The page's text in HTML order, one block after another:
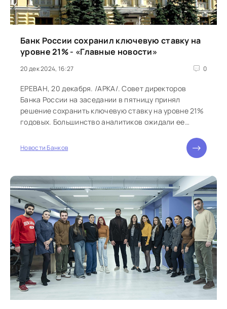
Банк России сохранил ключевую ставку на
уровне 21% - «Главные новости»
20 дек 2024, 16:27 0
ЕРЕВАН, 20 декабря. /АРКА/. Совет директоров
Банка России на заседании в пятницу принял
решение сохранить ключевую ставку на уровне 21%
годовых. Большинство аналитиков ожидали ее
Новости Банков